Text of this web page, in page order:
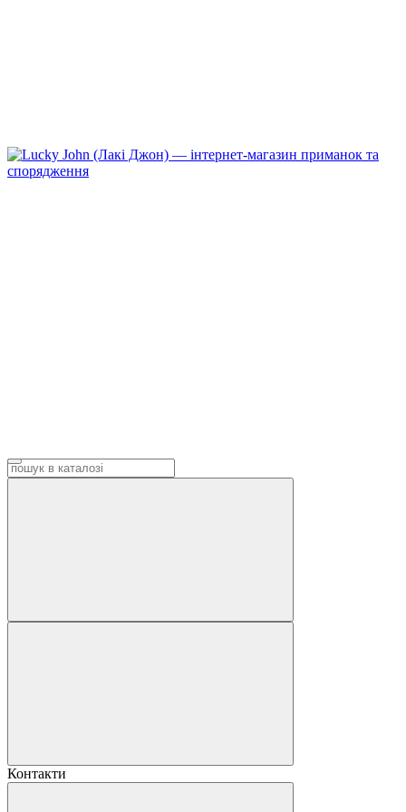
Контакти